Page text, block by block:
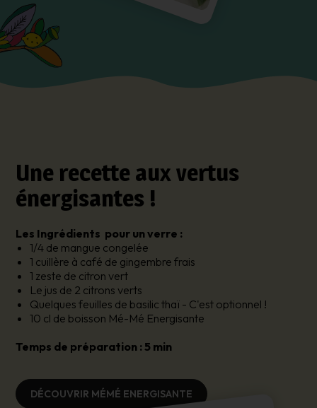
Une recette aux vertus
énergisantes !
Les Ingrédients pour un verre :
1/4 de mangue congelée
1 cuillère à café de gingembre frais
1 zeste de citron vert
Le jus de 2 citrons verts
Quelques feuilles de basilic thaï - C'est optionnel !
10 cl de boisson Mé-Mé Energisante
Temps de préparation : 5 min
DÉCOUVRIR MÉMÉ ENERGISANTE